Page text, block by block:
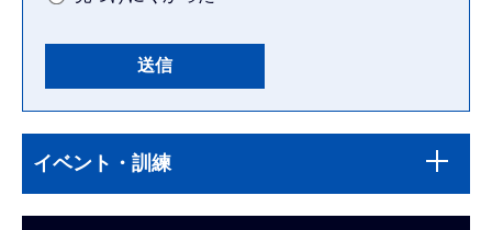
文
こ
イベント・訓練